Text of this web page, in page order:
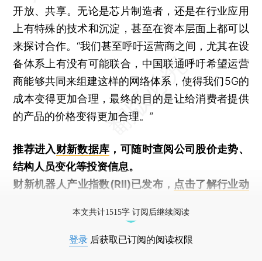
开放、共享。无论是芯片制造者，还是在行业应用
上有特殊的技术和沉淀，甚至在资本层面上都可以
来探讨合作。“我们甚至呼吁运营商之间，尤其在设
备体系上有没有可能联合，中国联通呼吁希望运营
商能够共同来组建这样的网络体系，使得我们5G的
成本变得更加合理，最终的目的是让给消费者提供
的产品的价格变得更加合理。”
推荐进入财新数据库 ，可随时查阅公司股价走势、
结构人员变化等投资信息。
财新机器人产业指数(RII)已发布， 点击了解行业动
本文共计1515字 订阅后继续阅读
登录 后获取已订阅的阅读权限